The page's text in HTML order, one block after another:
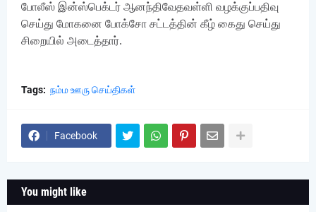
போலீஸ் இன்ஸ்பெக்டர் ஆனந்திவேதவள்ளி வழக்குப்பதிவு
செய்து மோகனை போக்சோ சட்டத்தின் கீழ் கைது செய்து
சிறையில் அடைத்தார்.
Tags: நம்ம ஊரு செய்திகள்
Facebook
You might like